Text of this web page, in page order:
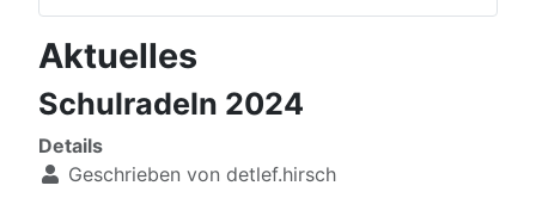
Aktuelles
Schulradeln 2024
Details
Geschrieben von detlef.hirsch